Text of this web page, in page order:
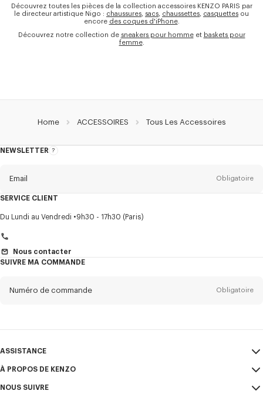
Découvrez toutes les pièces de la collection accessoires KENZO PARIS par
le directeur artistique Nigo : chaussures, sacs, chaussettes, casquettes ou
encore des coques d'iPhone.
Découvrez notre collection de sneakers pour hommeet baskets pour
femme.
Home ACCESSOIRES Tous Les Accessoires
NEWSLETTER
A
Email Obligatoire
Titre Obligatoire
SERVICE CLIENT
Du Lundi au Vendredi 9h30 - 17h30 (Paris)
Nous contacter
SUIVRE MA COMMANDE
Numéro de commande Obligatoire
ASSISTANCE
Mon compte
Guide des tailles
À PROPOS DE KENZO
CGV
NOUS SUIVRE